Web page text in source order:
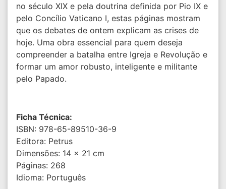
no século XIX e pela doutrina definida por Pio IX e
pelo Concílio Vaticano I, estas páginas mostram
que os debates de ontem explicam as crises de
hoje. Uma obra essencial para quem deseja
compreender a batalha entre Igreja e Revolução e
formar um amor robusto, inteligente e militante
pelo Papado.
Ficha Técnica:
ISBN: 978-65-89510-36-9
Editora: Petrus
Dimensões: 14 x 21 cm
Páginas: 268
Idioma: Português